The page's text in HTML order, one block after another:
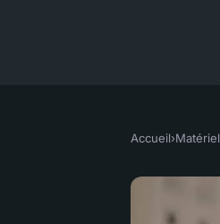
Accueil›Matériel